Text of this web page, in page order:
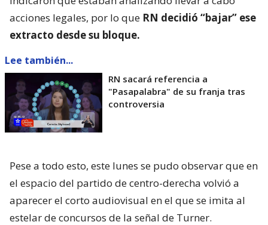
acciones legales, por lo que RN decidió “bajar” ese
extracto desde su bloque.
Lee también...
RN sacará referencia a
"Pasapalabra" de su franja tras
controversia
Pese a todo esto, este lunes se pudo observar que en
el espacio del partido de centro-derecha volvió a
aparecer el corto audiovisual en el que se imita al
estelar de concursos de la señal de Turner.